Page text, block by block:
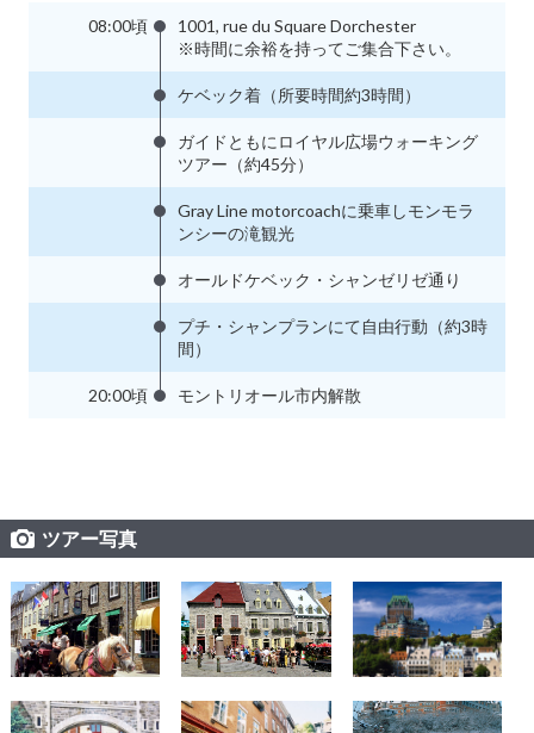
08:00頃
1001, rue du Square Dorchester
※時間に余裕を持ってご集合下さい。
ケベック着（所要時間約3時間）
ガイドともにロイヤル広場ウォーキング
ツアー（約45分）
Gray Line motorcoachに乗車しモンモラ
ンシーの滝観光
オールドケベック・シャンゼリゼ通り
プチ・シャンプランにて自由行動（約3時
間）
20:00頃 モントリオール市内解散
ツアー写真